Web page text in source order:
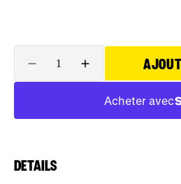
Réduire
la
et
les
Augmenter
la
quantité
DETAILS